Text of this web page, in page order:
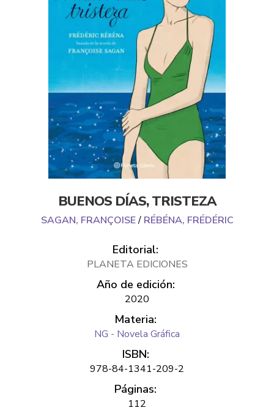
BUENOS DÍAS, TRISTEZA
SAGAN, FRANÇOISE/ RÉBÉNA, FRÉDÉRIC
Editorial:
PLANETA EDICIONES
Año de edición:
2020
Materia:
NG - Novela Gráfica
ISBN:
978-84-1341-209-2
Páginas:
112